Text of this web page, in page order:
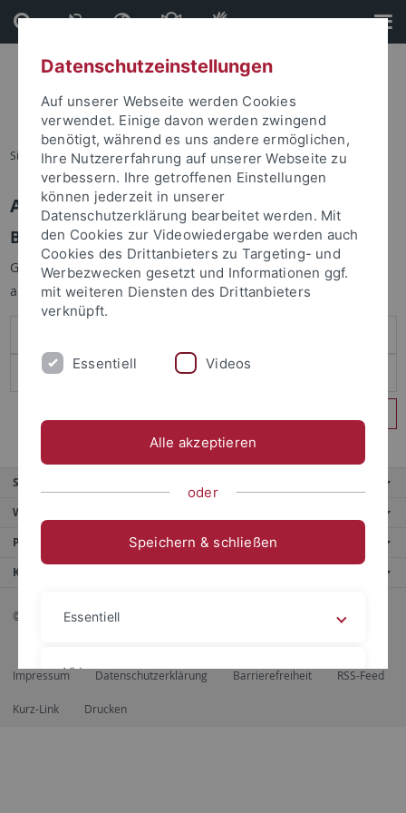
Direkt
zum
Inhalt
Direkt
zur
Fußleiste
Sie sind hier: Startseite
Anmelden
Benutzeranmeldung
Geben Sie Ihren Benutzernamen und Ihr Passwort an um sich
anzumelden:
Service
Weitere Angebote
Portale
Kontaktinfo
© 2026 Eberhard Karls Universität Tübingen, Tübingen
Impressum Datenschutzerklärung Barrierefreiheit RSS-Feed
Kurz-Link Drucken
Datenschutzeinstellungen
Auf unserer Webseite werden Cookies
verwendet. Einige davon werden zwingend
benötigt, während es uns andere ermöglichen,
Ihre Nutzererfahrung auf unserer Webseite zu
verbessern. Ihre getroffenen Einstellungen
können jederzeit in unserer
Datenschutzerklärung bearbeitet werden. Mit
den Cookies zur Videowiedergabe werden auch
Cookies des Drittanbieters zu Targeting- und
Werbezwecken gesetzt und Informationen ggf.
mit weiteren Diensten des Drittanbieters
verknüpft.
Essentiell Videos
Alle akzeptieren
oder
Speichern & schließen
Essentiell
Videos